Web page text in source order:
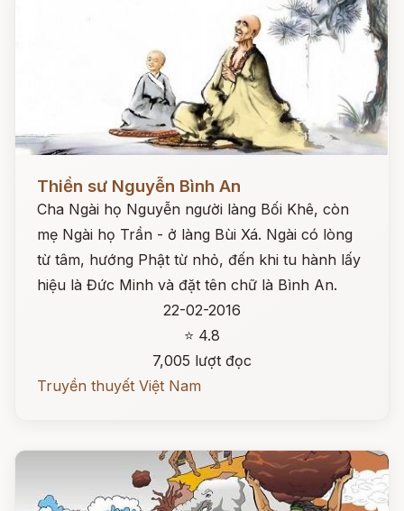
Đọc ngay
Thiền sư Nguyễn Bình An
Cha Ngài họ Nguyễn người làng Bối Khê, còn
mẹ Ngài họ Trần - ở làng Bùi Xá. Ngài có lòng
từ tâm, hướng Phật từ nhỏ, đến khi tu hành lấy
hiệu là Đức Minh và đặt tên chữ là Bình An.
22-02-2016
⭐ 4.8
7,005 lượt đọc
Truyền thuyết Việt Nam